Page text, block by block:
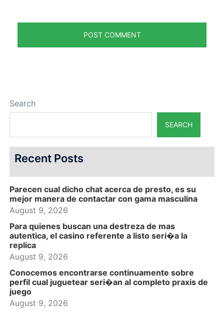
Search
SEARCH
Recent Posts
Parecen cual dicho chat acerca de presto, es su
mejor manera de contactar con gama masculina
August 9, 2026
Para quienes buscan una destreza de mas
autentica, el casino referente a listo seri�a la
replica
August 9, 2026
Conocemos encontrarse continuamente sobre
perfil cual juguetear seri�an al completo praxis de
juego
August 9, 2026